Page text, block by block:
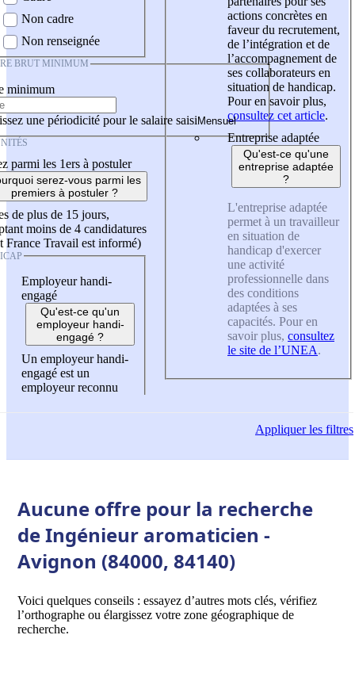
Non cadre
Non renseignée
BRUT MINIMUM
minimum
une périodicité pour le salaire saisi
parmi les 1ers à postuler
serez-vous parmi les
premiers à postuler ?
de plus de 15 jours,
moins de 4 candidatures
France Travail est informé)
Employeur handi-
engagé
Qu'est-ce qu'un
employeur handi-
engagé ?
Un employeur handi-
engagé est un
employeur reconnu
actions concrètes en
faveur du recrutement,
de l’intégration et de
l’accompagnement de
ses collaborateurs en
situation de handicap.
Pour en savoir plus,
consultez cet article.
Entreprise adaptée
Qu'est-ce qu'une
entreprise adaptée
?
L'entreprise adaptée
permet à un travailleur
en situation de
handicap d'exercer
une activité
professionnelle dans
des conditions
adaptées à ses
capacités. Pour en
savoir plus, consultez
le site de l’UNEA.
Appliquerles filtres
Aucune offre pour la recherche
de Ingénieur aromaticien -
Avignon (84000, 84140)
Voici quelques conseils : essayez d’autres mots clés, vérifiez
l’orthographe ou élargissez votre zone géographique de
recherche.